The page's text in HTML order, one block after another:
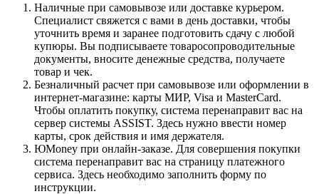
Наличные при самовывозе или доставке курьером.
Специалист свяжется с вами в день доставки, чтобы
уточнить время и заранее подготовить сдачу с любой
купюры. Вы подписываете товаросопроводительные
документы, вносите денежные средства, получаете
товар и чек.
Безналичный расчет при самовывозе или оформлении в
интернет-магазине: карты МИР, Visa и MasterCard.
Чтобы оплатить покупку, система перенаправит вас на
сервер системы ASSIST. Здесь нужно ввести номер
карты, срок действия и имя держателя.
ЮMoney при онлайн-заказе. Для совершения покупки
система перенаправит вас на страницу платежного
сервиса. Здесь необходимо заполнить форму по
инструкции.